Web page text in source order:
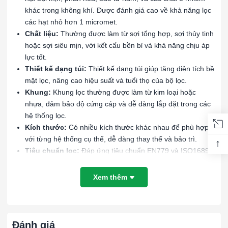
khác trong không khí. Được đánh giá cao về khả năng lọc
các hạt nhỏ hơn 1 micromet.
Chất liệu: Thường được làm từ sợi tổng hợp, sợi thủy tinh
hoặc sợi siêu mịn, với kết cấu bền bỉ và khả năng chịu áp
lực tốt.
Thiết kế dạng túi: Thiết kế dạng túi giúp tăng diện tích bề
mặt lọc, nâng cao hiệu suất và tuổi thọ của bộ lọc.
Khung: Khung lọc thường được làm từ kim loại hoặc
nhựa, đảm bảo độ cứng cáp và dễ dàng lắp đặt trong các
hệ thống lọc.
Kích thước: Có nhiều kích thước khác nhau để phù hợp
với từng hệ thống cụ thể, dễ dàng thay thế và bảo trì.
Tiêu chuẩn lọc: Đáp ứng tiêu chuẩn EN779 và ISO16890
từ 0.3-1 micromet, phân loại là ePM1 70-85%.
và các chất ô nhiễm trong không khí, đảm bảo môi trường
Xem thêm
Đánh giá
↑